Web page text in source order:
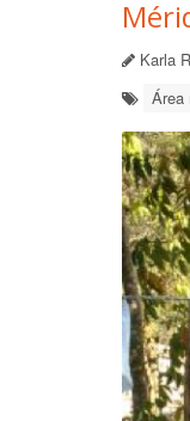
Karla
Área